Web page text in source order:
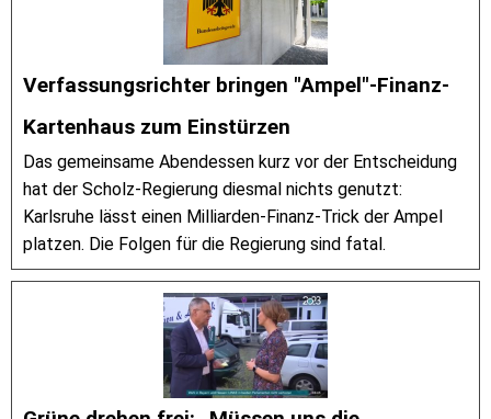
Verfassungsrichter bringen "Ampel"-Finanz-
Kartenhaus zum Einstürzen
Das gemeinsame Abendessen kurz vor der Entscheidung
hat der Scholz-Regierung diesmal nichts genutzt:
Karlsruhe lässt einen Milliarden-Finanz-Trick der Ampel
platzen. Die Folgen für die Regierung sind fatal.